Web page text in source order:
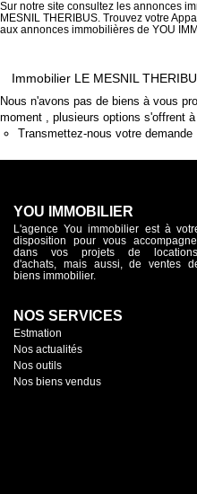
Sur notre site consultez les annonces
MESNIL THERIBUS. Trouvez votre
aux annonces immobilières de YOU
Immobilier LE MESNIL
Nous n'avons pas de biens à vous
moment , plusieurs options s'offrent
Transmettez-nous votre demande
YOU IMMOBILIER
L'agence You immobilier est à
disposition pour vous
dans vos projets de
d'achats, mais aussi, de ventes
biens immobilier.
NOS SERVICES
Estmation
Nos actualités
Nos outils
Nos biens vendus